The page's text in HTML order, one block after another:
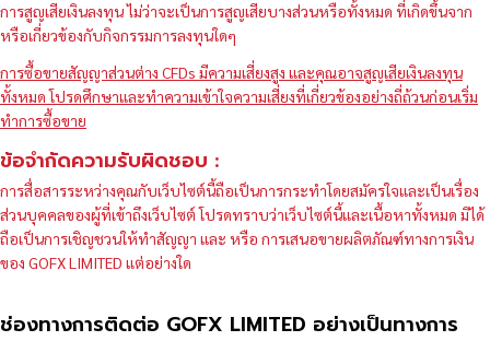
การสูญเสียเงินลงทุน ไม่ว่าจะเป็นการสูญเสียบางส่วนหรือทั้งหมด ที่เกิดขึ้นจาก
หรือเกี่ยวข้องกับกิจกรรมการลงทุนใดๆ
การซื้อขายสัญญาส่วนต่าง CFDs มีความเสี่ยงสูง และคุณอาจสูญเสียเงินลงทุน
ทั้งหมด โปรดศึกษาและทำความเข้าใจความเสี่ยงที่เกี่ยวข้องอย่างถี่ถ้วนก่อนเริ่ม
ทำการซื้อขาย
ข้อจำกัดความรับผิดชอบ :
การสื่อสารระหว่างคุณกับเว็บไซต์นี้ถือเป็นการกระทำโดยสมัครใจและเป็นเรื่อง
ส่วนบุคคลของผู้ที่เข้าถึงเว็บไซต์ โปรดทราบว่าเว็บไซต์นี้และเนื้อหาทั้งหมด มิได้
ถือเป็นการเชิญชวนให้ทำสัญญา และ หรือ การเสนอขายผลิตภัณฑ์ทางการเงิน
ของ GOFX LIMITED แต่อย่างใด
ช่องทางการติดต่อ GOFX LIMITED อย่างเป็นทางการ